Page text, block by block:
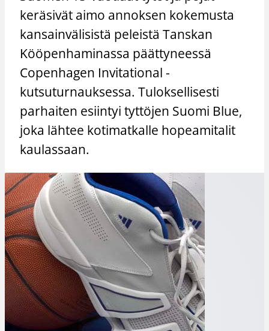
keräsivät aimo annoksen kokemusta
kansainvälisistä peleistä Tanskan
Kööpenhaminassa päättyneessä
Copenhagen Invitational -
kutsuturnauksessa. Tuloksellisesti
parhaiten esiintyi tyttöjen Suomi Blue,
joka lähtee kotimatkalle hopeamitalit
kaulassaan.